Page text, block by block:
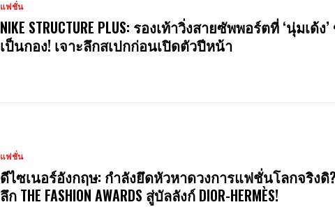
แฟชั่น
NIKE STRUCTURE PLUS: รองเท้าวิ่งสายซัพพอร์ตที่ ‘นุ่มเด้ง
เป็นกอง! เจาะลึกสเปกก่อนเปิดตัวปีหน้า
แฟชั่น
ดีไซเนอร์อังกฤษ: กำลังยึดหัวหาดวงการแฟชั่นโลกจริงดิ
ลึก THE FASHION AWARDS สู่บัลลังก์ DIOR-HERMÈS!